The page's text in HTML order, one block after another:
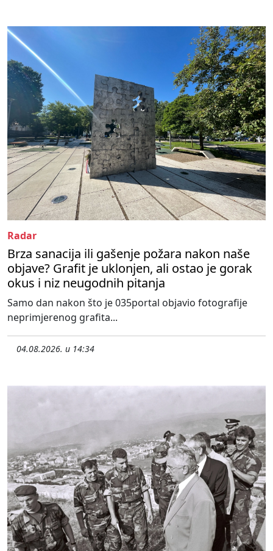
Radar
Brza sanacija ili gašenje požara nakon naše
objave? Grafit je uklonjen, ali ostao je gorak
okus i niz neugodnih pitanja
Samo dan nakon što je 035portal objavio fotografije
neprimjerenog grafita...
04.08.2026. u 14:34